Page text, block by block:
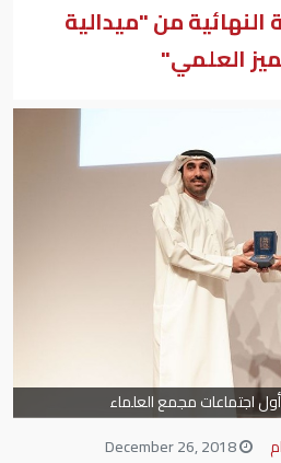
النهائية من "ميدالية
العلمي"
اجتماعات مجمع العلماء
December 26, 2018